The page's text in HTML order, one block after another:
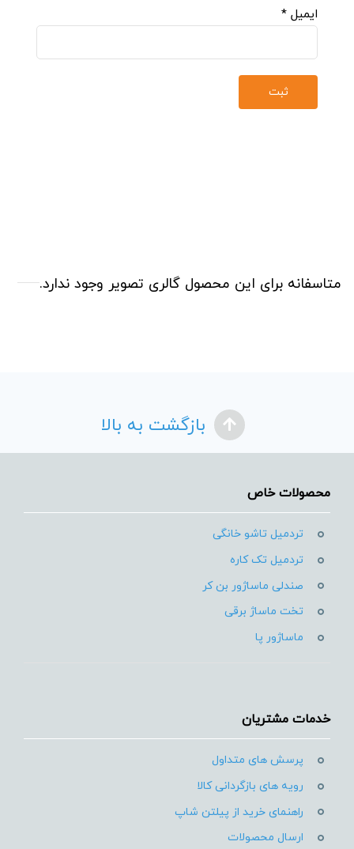
ایمیل *
متاسفانه برای این محصول گالری تصویر وجود ندارد.
بازگشت به بالا
محصولات خاص
تردمیل تاشو خانگی
تردمیل تک کاره
صندلی ماساژور بن کر
تخت ماساژ برقی
ماساژور پا
خدمات مشتریان
پرسش های متداول
رویه های بازگردانی کالا
راهنمای خرید از پیلتن شاپ
ارسال محصولات